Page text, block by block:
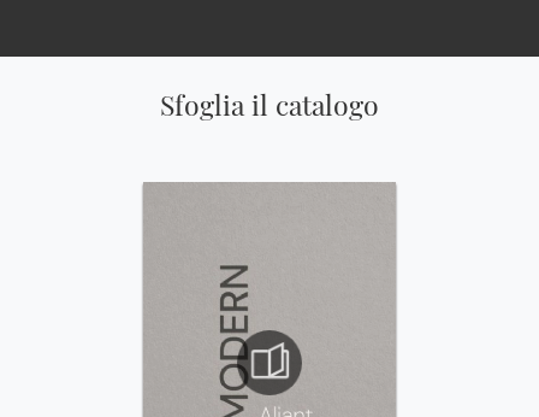
Sfoglia il catalogo